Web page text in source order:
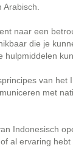
naar een
die je
hulpmiddelen
van het
met
Indonesisch
al ervaring